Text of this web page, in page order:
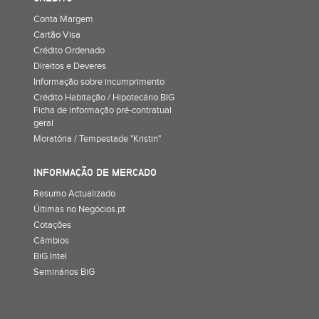
Conta Margem
Cartão Visa
Crédito Ordenado
Direitos e Deveres
Informação sobre incumprimento
Crédito Habitação / Hipotecário BIG
Ficha de informação pré-contratual
geral
Moratória / Tempestade "Kristin"
INFORMAÇÃO DE MERCADO
Resumo Actualizado
Últimas no Negócios.pt
Cotações
Câmbios
BiG Intel
Seminários BiG